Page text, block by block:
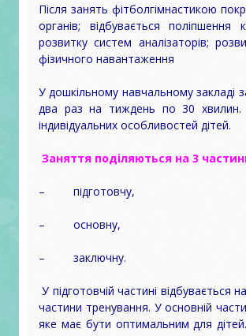
Після занять фітболгімнастикою
органів; відбувається поліпшення
розвитку систем аналізаторів;
фізичного навантаження
У дошкільному навчальному закладі
два раз на тиждень по 30 хвилин.
індивідуальних особливостей дітей.
Заняття поділяються на 3 части
– підготовчу,
– основну,
– заключну.
У підготовчій частині відбувається
частини тренування. У основній
яке має бути оптимальним для